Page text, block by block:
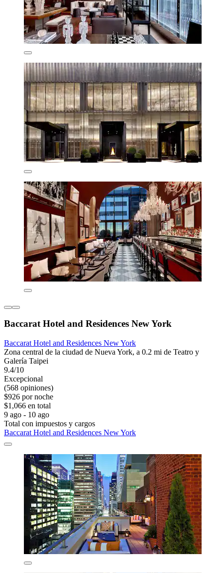
Baccarat Hotel and Residences New York
Baccarat Hotel and Residences New York
Zona central de la ciudad de Nueva York, a 0.2 mi de Teatro y
Galería Taipei
9.4/10
Excepcional
(568 opiniones)
$926 por noche
$1,066 en total
9 ago - 10 ago
Total con impuestos y cargos
Baccarat Hotel and Residences New York